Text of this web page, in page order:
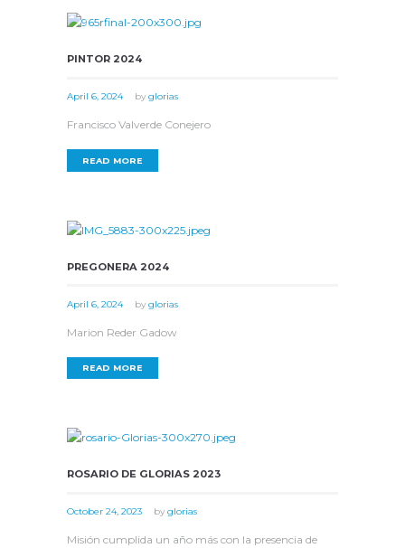
PINTOR 2024
April 6, 2024 by glorias
Francisco Valverde Conejero
READ MORE
PREGONERA 2024
April 6, 2024 by glorias
Marion Reder Gadow
READ MORE
ROSARIO DE GLORIAS 2023
October 24, 2023 by glorias
Misión cumplida un año más con la presencia de